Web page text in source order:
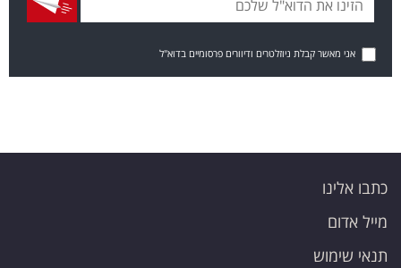
אני מאשר קבלת ניוזלטרים ודיוורים פרסומיים בדוא"ל
כתבו אלינו
מייל אדום
תנאי שימוש